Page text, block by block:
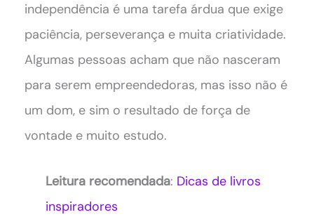
independência é uma tarefa árdua que exige
paciência, perseverança e muita criatividade.
Algumas pessoas acham que não nasceram
para serem empreendedoras, mas isso não é
um dom, e sim o resultado de força de
vontade e muito estudo.
Leitura recomendada: Dicas de livros
inspiradores